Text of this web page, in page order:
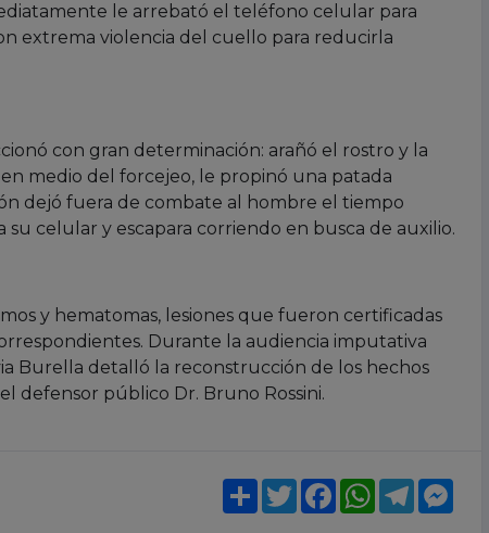
le arrebató el teléfono celular para
extrema violencia del cuello para reducirla
con gran determinación: arañó el rostro y la
medio del forcejeo, le propinó una patada
dejó fuera de combate al hombre el tiempo
celular y escapara corriendo en busca de auxilio.
y hematomas, lesiones que fueron certificadas
Durante la audiencia imputativa
Burella detalló la reconstrucción de los hechos
defensor público Dr. Bruno Rossini.
ShareTwitterFacebook
WhatsApp
Telegram